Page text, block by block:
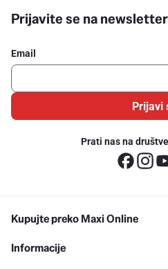
Prijavite se na newsletter
Email
Prijavi
Prati nas na
Kupujte preko Maxi Online
Informacije